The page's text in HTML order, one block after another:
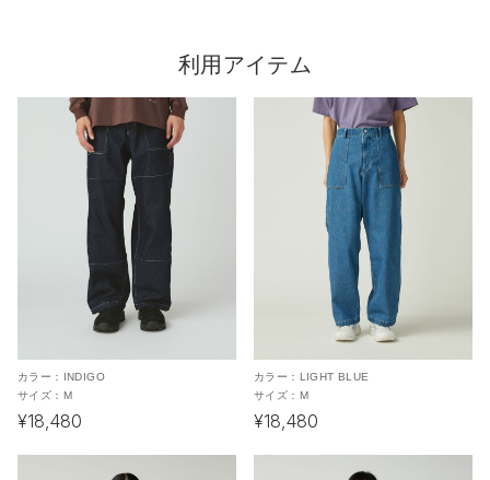
利用アイテム
カラー： INDIGO
サイズ： M
¥18,480
カラー： LIGHT BLUE
サイズ： M
¥18,480